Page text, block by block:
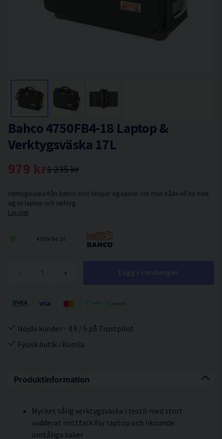
Produktinformation
Mycket tålig verktygsväska i textil med stort
vadderat mittfack för laptop och liknande
ömtåliga saker
Bahco 4750FB4-18 Laptop &
Verktygsväska 17L
1 235 kr
979 kr
Verktygsväska från Bahco som lämpar sig kanon om man både vill ha med
sig en laptop och verktyg.
Läs mer
4750FB4-18
- +
Nöjda kunder - 4.9 / 5 på Trustpilot
Fysisk butik i Kumla